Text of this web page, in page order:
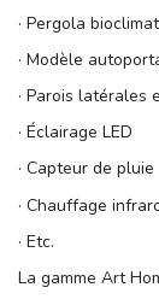
· Pergola
· Modèle
· Parois latérales
· Éclairage LED
· Capteur de pluie
· Chauffage
· Etc.
La gamme Art